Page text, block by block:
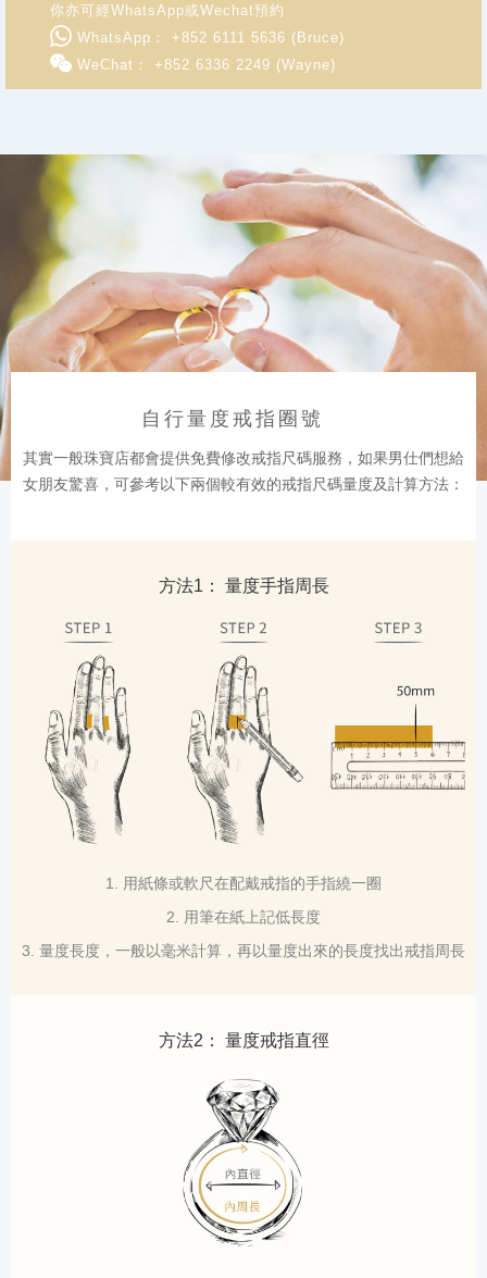
你亦可經WhatsApp或Wechat預約
WhatsApp： +852 6111 5636 (Bruce)
WeChat： +852 6336 2249 (Wayne)
自行量度戒指圈號
其實一般珠寶店都會提供免費修改戒指尺碼服務，如果男仕們想給
女朋友驚喜，可參考以下兩個較有效的戒指尺碼量度及計算方法：
方法1： 量度手指周長
1. 用紙條或軟尺在配戴戒指的手指繞一圈
2. 用筆在紙上記低長度
3. 量度長度，一般以毫米計算，再以量度出來的長度找出戒指周長
方法2： 量度戒指直徑